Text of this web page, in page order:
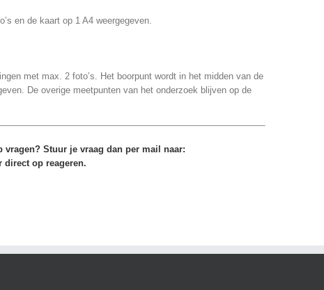
en de kaart op 1 A4 weergegeven.
met max. 2 foto’s. Het boorpunt wordt in het midden van de
De overige meetpunten van het onderzoek blijven op de
vragen? Stuur je vraag dan per mail naar:
direct op reageren.